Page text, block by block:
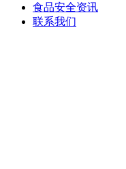
食品安全资讯
联系我们